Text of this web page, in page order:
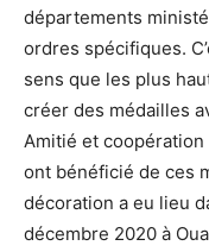
départements
ordres spécifiques.
sens que les plus
créer des médailles
Amitié et
ont bénéficié de ces
décoration a eu lieu
décembre 2020 à